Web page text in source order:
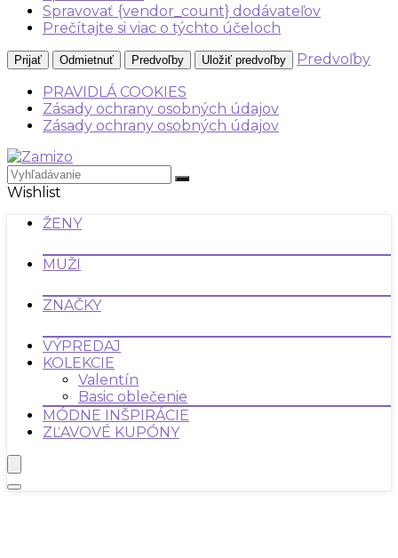
Spravovať {vendor_count} dodávateľov
Prečítajte si viac o týchto účeloch
Prijať Odmietnuť Predvoľby Uložiť predvoľby
Predvoľby
PRAVIDLÁ COOKIES
Zásady ochrany osobných údajov
Zásady ochrany osobných údajov
Wishlist
ŽENY
MUŽI
ZNAČKY
VÝPREDAJ
KOLEKCIE
Valentín
Basic oblečenie
MÓDNE INŠPIRÁCIE
ZĽAVOVÉ KUPÓNY